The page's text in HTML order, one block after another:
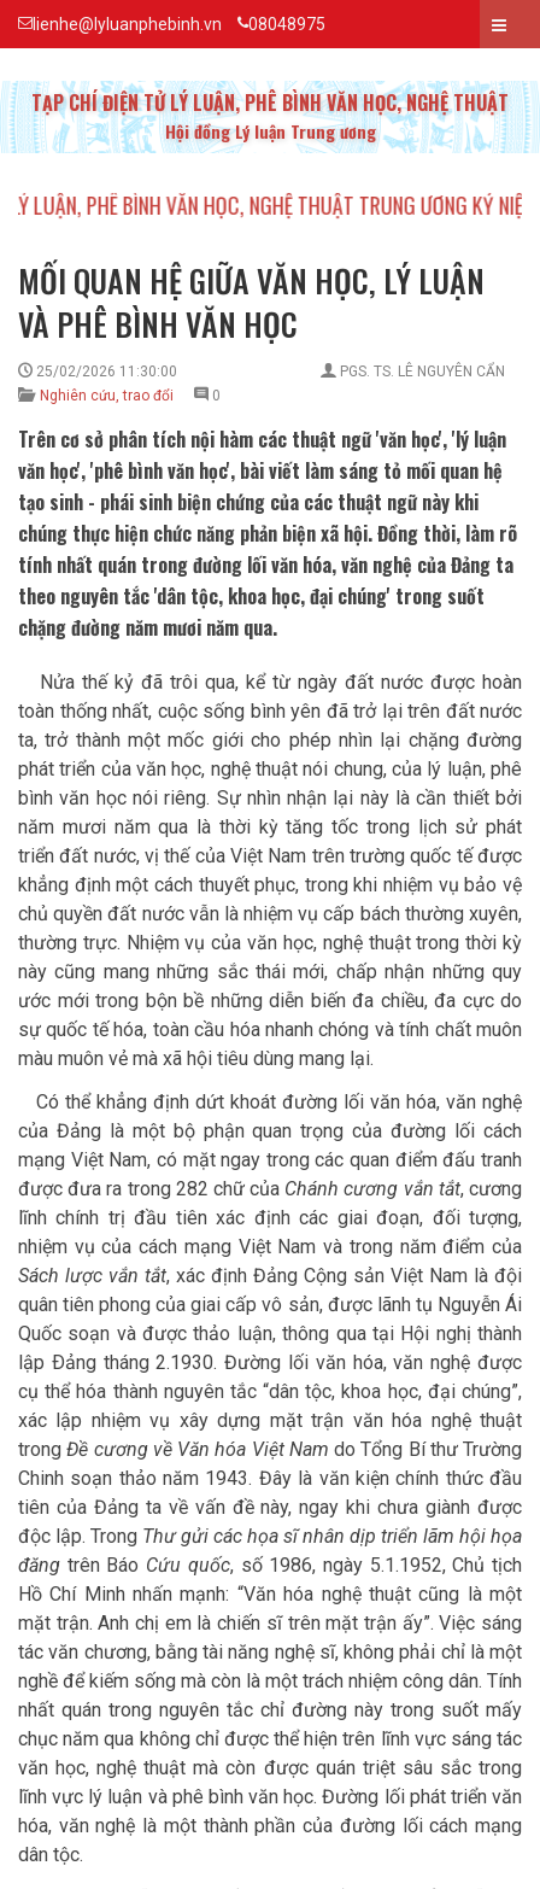
TẠP CHÍ ĐIỆN TỬ LÝ LUẬN, PHÊ BÌNH VĂN HỌC, NGHỆ THUẬT
Hội đồng Lý luận Trung ương
lienhe@lyluanphebinh.vn 08048975
BÌNH VĂN HỌC, NGHỆ THUẬT TRUNG ƯƠNG KỶ NIỆM 20 NĂM
MỐI QUAN HỆ GIỮA VĂN HỌC, LÝ LUẬN
VÀ PHÊ BÌNH VĂN HỌC
25/02/2026 11:30:00
PGS. TS. LÊ NGUYÊN CẨN
Nghiên cứu, trao đổi
0
Trên cơ sở phân tích nội hàm các thuật ngữ 'văn học', 'lý luận
văn học', 'phê bình văn học', bài viết làm sáng tỏ mối quan hệ
tạo sinh - phái sinh biện chứng của các thuật ngữ này khi
chúng thực hiện chức năng phản biện xã hội. Đồng thời, làm rõ
tính nhất quán trong đường lối văn hóa, văn nghệ của Đảng ta
theo nguyên tắc 'dân tộc, khoa học, đại chúng' trong suốt
chặng đường năm mươi năm qua.
Nửa thế kỷ đã trôi qua, kể từ ngày đất nước được hoàn
toàn thống nhất, cuộc sống bình yên đã trở lại trên đất nước
ta, trở thành một mốc giới cho phép nhìn lại chặng đường
phát triển của văn học, nghệ thuật nói chung, của lý luận, phê
bình văn học nói riêng. Sự nhìn nhận lại này là cần thiết bởi
năm mươi năm qua là thời kỳ tăng tốc trong lịch sử phát
triển đất nước, vị thế của Việt Nam trên trường quốc tế được
khẳng định một cách thuyết phục, trong khi nhiệm vụ bảo vệ
chủ quyền đất nước vẫn là nhiệm vụ cấp bách thường xuyên,
thường trực. Nhiệm vụ của văn học, nghệ thuật trong thời kỳ
này cũng mang những sắc thái mới, chấp nhận những quy
ước mới trong bộn bề những diễn biến đa chiều, đa cực do
sự quốc tế hóa, toàn cầu hóa nhanh chóng và tính chất muôn
màu muôn vẻ mà xã hội tiêu dùng mang lại.
Có thể khẳng định dứt khoát đường lối văn hóa, văn nghệ
của Đảng là một bộ phận quan trọng của đường lối cách
mạng Việt Nam, có mặt ngay trong các quan điểm đấu tranh
được đưa ra trong 282 chữ của Chánh cương vắn tắt, cương
lĩnh chính trị đầu tiên xác định các giai đoạn, đối tượng,
nhiệm vụ của cách mạng Việt Nam và trong năm điểm của
Sách lược vắn tắt, xác định Đảng Cộng sản Việt Nam là đội
quân tiên phong của giai cấp vô sản, được lãnh tụ Nguyễn Ái
Quốc soạn và được thảo luận, thông qua tại Hội nghị thành
lập Ðảng tháng 2.1930. Đường lối văn hóa, văn nghệ được
cụ thể hóa thành nguyên tắc “dân tộc, khoa học, đại chúng”,
xác lập nhiệm vụ xây dựng mặt trận văn hóa nghệ thuật
trongĐề cương về Văn hóa Việt Nam do Tổng Bí thư Trường
Chinh soạn thảo năm 1943. Đây là văn kiện chính thức đầu
tiên của Đảng ta về vấn đề này, ngay khi chưa giành được
độc lập. Trong Thư gửi các họa sĩ nhân dịp triển lãm hội họa
đăng trên Báo Cứu quốc, số 1986, ngày 5.1.1952, Chủ tịch
Hồ Chí Minh nhấn mạnh: “Văn hóa nghệ thuật cũng là một
mặt trận. Anh chị em là chiến sĩ trên mặt trận ấy”. Việc sáng
tác văn chương, bằng tài năng nghệ sĩ, không phải chỉ là một
nghề để kiếm sống mà còn là một trách nhiệm công dân. Tính
nhất quán trong nguyên tắc chỉ đường này trong suốt mấy
chục năm qua không chỉ được thể hiện trên lĩnh vực sáng tác
văn học, nghệ thuật mà còn được quán triệt sâu sắc trong
lĩnh vực lý luận và phê bình văn học. Đường lối phát triển văn
hóa, văn nghệ là một thành phần của đường lối cách mạng
dân tộc.